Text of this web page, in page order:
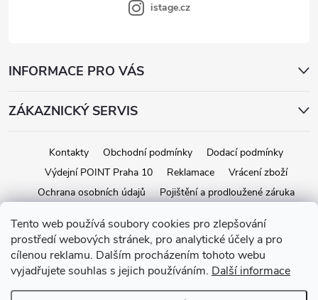
Tento web používá soubory cookies pro zlepšování
prostředí webových stránek, pro analytické účely a pro
cílenou reklamu. Dalším procházením tohoto webu
vyjadřujete souhlas s jejich používáním. Další informace
istage.cz
INFORMACE PRO VÁS
ZÁKAZNICKÝ SERVIS
Kontakty Obchodní podmínky
Dodací podmínky
Výdejní POINT Praha 10
Reklamace
Vrácení zboží
Ochrana osobních údajů
Pojištění a prodloužené záruka
Vytvořil Shoptet
Copyright 2026iStage.cz. Všechna práva vyhrazena.Upravit nastavení
cookies